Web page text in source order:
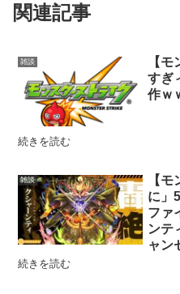
関連記事
雑談
【
すぎ
作ｗ
続きを読む
雑談
【
に」
ファ
ンテ
ャン
続きを読む